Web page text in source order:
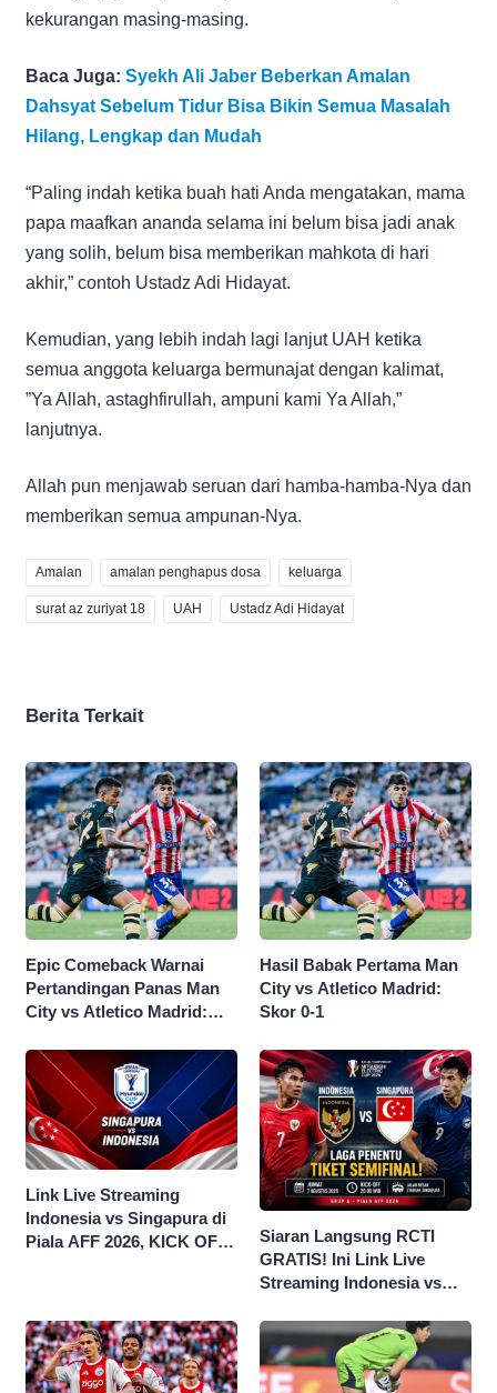
kekurangan masing-masing.
Baca Juga: Syekh Ali Jaber Beberkan Amalan
Dahsyat Sebelum Tidur Bisa Bikin Semua Masalah
Hilang, Lengkap dan Mudah
“Paling indah ketika buah hati Anda mengatakan, mama
papa maafkan ananda selama ini belum bisa jadi anak
yang solih, belum bisa memberikan mahkota di hari
akhir,” contoh Ustadz Adi Hidayat.
Kemudian, yang lebih indah lagi lanjut UAH ketika
semua anggota keluarga bermunajat dengan kalimat,
”Ya Allah, astaghfirullah, ampuni kami Ya Allah,”
lanjutnya.
Allah pun menjawab seruan dari hamba-hamba-Nya dan
memberikan semua ampunan-Nya.
Amalan amalan penghapus dosa keluarga
surat az zuriyat 18 UAH Ustadz Adi Hidayat
Berita Terkait
Epic Comeback Warnai
Pertandingan Panas Man
City vs Atletico Madrid:
Hasil Babak Pertama Man
City vs Atletico Madrid:
Skor 0-1
Link Live Streaming
Indonesia vs Singapura di
Piala AFF 2026, KICK OFF
Siaran Langsung RCTI
GRATIS! Ini Link Live
Streaming Indonesia vs
2026